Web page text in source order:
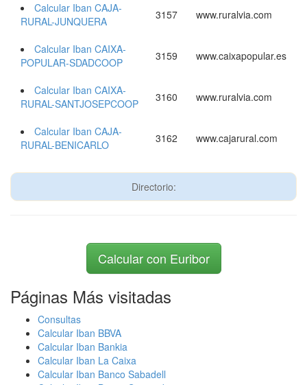
Calcular Iban CAJA-
RURAL-JUNQUERA
3157 www.ruralvia.com
Calcular Iban CAIXA-
POPULAR-SDADCOOP
3159 www.caixapopular.es
Calcular Iban CAIXA-
RURAL-SANTJOSEPCOOP
3160 www.ruralvia.com
Calcular Iban CAJA-
RURAL-BENICARLO
3162 www.cajarural.com
Directorio:
Calcular con Euribor
Páginas Más visitadas
Consultas
Calcular Iban BBVA
Calcular Iban Bankia
Calcular Iban La Caixa
Calcular Iban Banco Sabadell